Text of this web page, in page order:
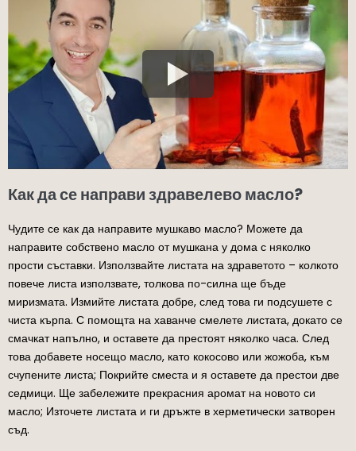
Как да се направи здравелево масло?
Чудите се как да направите мушкаво масло? Можете да
направите собствено масло от мушкана у дома с няколко
прости съставки. Използвайте листата на здраветото – колкото
повече листа използвате, толкова по-силна ще бъде
миризмата. Измийте листата добре, след това ги подсушете с
чиста кърпа. С помощта на хаванче смелете листата, докато се
смачкат напълно, и оставете да престоят няколко часа. След
това добавете носещо масло, като кокосово или жожоба, към
счупените листа; Покрийте сместа и я оставете да престои две
седмици. Ще забележите прекрасния аромат на новото си
масло; Източете листата и ги дръжте в херметически затворен
съд.